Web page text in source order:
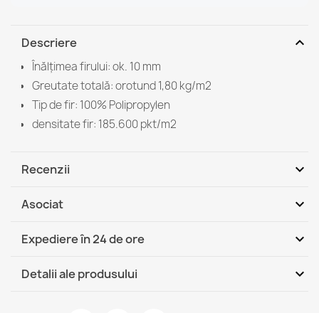
Descriere expand_more
Înălțimea firului: ok. 10 mm
Greutate totală: orotund 1,80 kg/m2
Tip de fir: 100% Polipropylen
densitate fir: 185.600 pkt/m2
Recenzii expand_more
Asociat expand_more
Expediere în 24 de ore expand_more
DHL / GLS România - Ramburs
(COD)
Detalii ale produsului expand_more